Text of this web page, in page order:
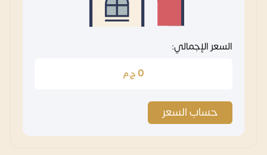
السعر الإجمالي:
0 ج.م
حساب السعر